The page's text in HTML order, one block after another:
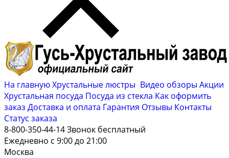
На главнуюХрустальные люстры Видео обзоры Акции
Хрустальная посуда Посуда из стекла Как оформить
заказ Доставка и оплата Гарантия Отзывы Контакты
Cтатус заказа
8-800-350-44-14Звонок бесплатный
Ежедневно с 9:00 до 21:00
Москва